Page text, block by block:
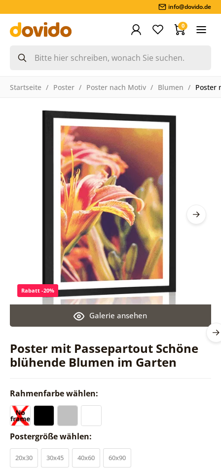
info@dovido.de
0
Startseite Poster Poster nach Motiv Blumen Poster
Poster mit Passepartout Schöne
blühende Blumen im Garten
Galerie ansehen
Rabatt -20%
Rahmenfarbe wählen:
Postergröße wählen:
20x30 30x45 40x60 60x90